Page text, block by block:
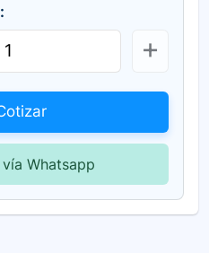
Whatsapp